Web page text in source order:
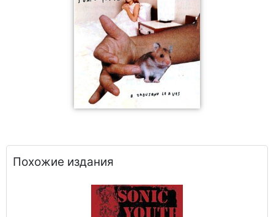
Похожие издания